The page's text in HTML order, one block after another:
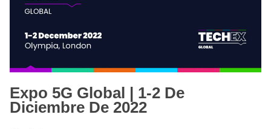
Expo 5G Global | 1-2 De
Diciembre De 2022